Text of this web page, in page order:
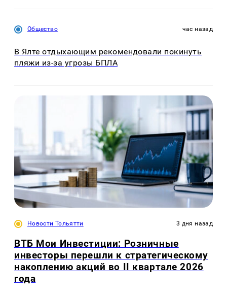
Общество час назад
В Ялте отдыхающим рекомендовали покинуть
пляжи из-за угрозы БПЛА
Новости Тольятти 3 дня назад
ВТБ Мои Инвестиции: Розничные
инвесторы перешли к стратегическому
накоплению акций во II квартале 2026
года